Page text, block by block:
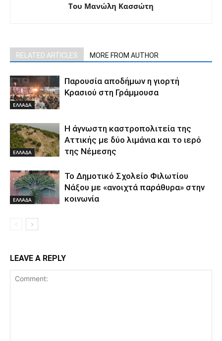
Του Μανώλη Κασσώτη
RELATED ARTICLES MORE FROM AUTHOR
ΕΛΛΑΔΑ
Παρουσία αποδήμων η γιορτή
Κρασιού στη Γράμμουσα
ΕΛΛΑΔΑ
Η άγνωστη καστροπολιτεία της
Αττικής με δύο λιμάνια και το ιερό
της Νέμεσης
ΕΛΛΑΔΑ
Το Δημοτικό Σχολείο Φιλωτίου
Νάξου με «ανοιχτά παράθυρα» στην
κοινωνία
LEAVE A REPLY